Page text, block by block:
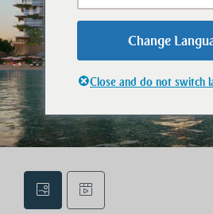
Change
Close and do not switch